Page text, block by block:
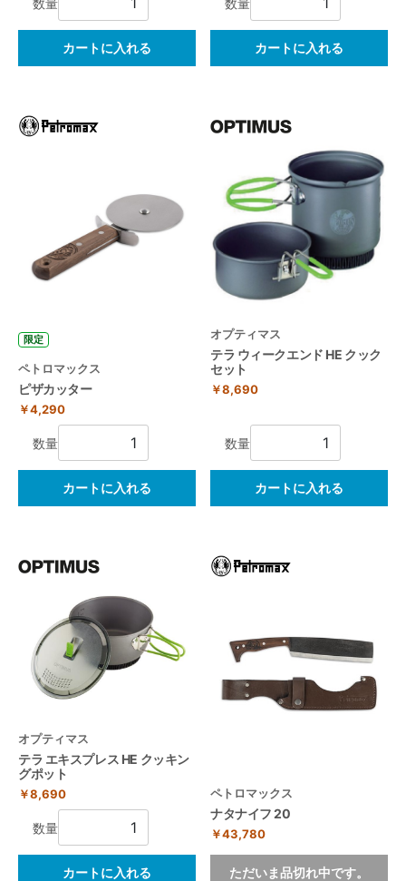
数量
カートに入れる
数量
カートに入れる
限定
ペトロマックス
ピザカッター
￥4,290
数量
カートに入れる
オプティマス
テラ ウィークエンド HE クック
セット
￥8,690
数量
カートに入れる
オプティマス
テラ エキスプレス HE クッキン
グポット
￥8,690
数量
カートに入れる
ペトロマックス
ナタナイフ 20
￥43,780
ただいま品切れ中です。